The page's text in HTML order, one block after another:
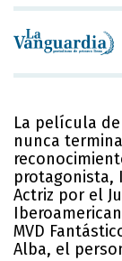
La película
nunca
protagonista,
Actriz por el
MVD
Alba, el